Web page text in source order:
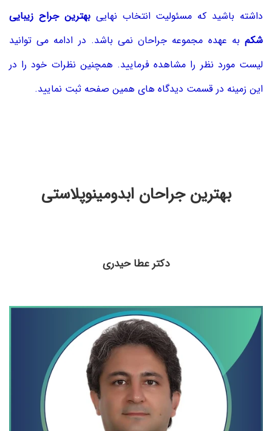
داشته باشید که مسئولیت انتخاب نهاییبهترین جراح زیبایی
شکم به عهده مجموعه جراحان نمی باشد. در ادامه می توانید
لیست مورد نظر را مشاهده فرمایید. همچنین نظرات خود را در
این زمینه در قسمت دیدگاه های همین صفحه ثبت نمایید.
بهترین جراحان ابدومینوپلاستی
دکتر عطا حیدری